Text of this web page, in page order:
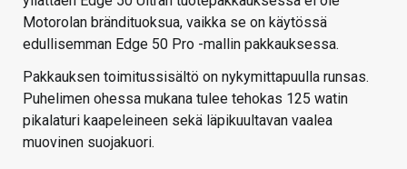
Motorolan brändituoksua, vaikka se on käytössä
edullisemman Edge 50 Pro -mallin pakkauksessa.
Pakkauksen toimitussisältö on nykymittapuulla runsas.
Puhelimen ohessa mukana tulee tehokas 125 watin
pikalaturi kaapeleineen sekä läpikuultavan vaalea
muovinen suojakuori.